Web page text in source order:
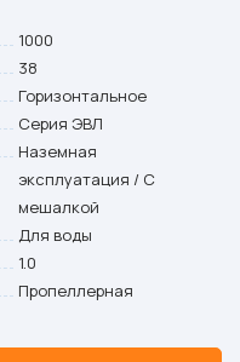
1000
38
Горизонтальное
Серия ЭВЛ
Наземная
эксплуатация / С
мешалкой
Для воды
1.0
Пропеллерная